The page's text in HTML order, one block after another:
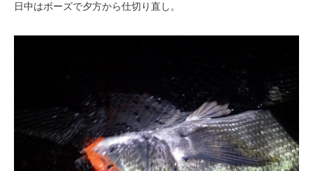
日中はボーズで夕方から仕切り直し。